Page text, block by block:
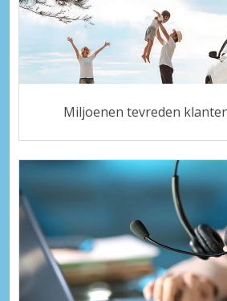
Miljoenen tevreden